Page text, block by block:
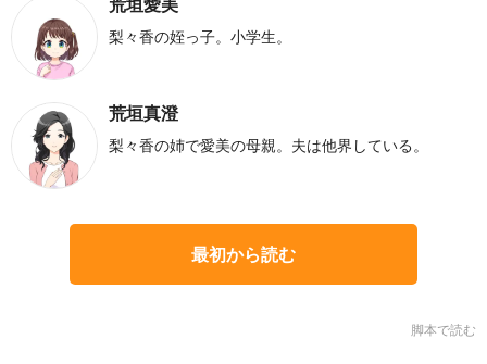
荒垣愛美
梨々香の姪っ子。小学生。
荒垣真澄
梨々香の姉で愛美の母親。夫は他界している。
最初から読む
脚本で読む